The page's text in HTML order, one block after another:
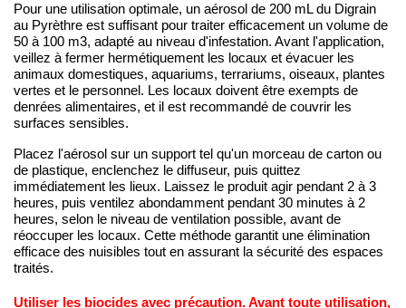
Pour une utilisation optimale, un aérosol de 200 mL du Digrain
au Pyrèthre est suffisant pour traiter efficacement un volume de
50 à 100 m3, adapté au niveau d'infestation. Avant l'application,
veillez à fermer hermétiquement les locaux et évacuer les
animaux domestiques, aquariums, terrariums, oiseaux, plantes
vertes et le personnel. Les locaux doivent être exempts de
denrées alimentaires, et il est recommandé de couvrir les
surfaces sensibles.
Placez l'aérosol sur un support tel qu'un morceau de carton ou
de plastique, enclenchez le diffuseur, puis quittez
immédiatement les lieux. Laissez le produit agir pendant 2 à 3
heures, puis ventilez abondamment pendant 30 minutes à 2
heures, selon le niveau de ventilation possible, avant de
réoccuper les locaux. Cette méthode garantit une élimination
efficace des nuisibles tout en assurant la sécurité des espaces
traités.
Utiliser les biocides avec précaution. Avant toute utilisation,